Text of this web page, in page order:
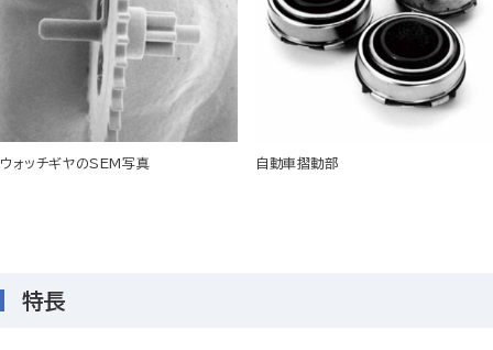
ウォッチギヤのSEM写真 自動車摺動部
特長